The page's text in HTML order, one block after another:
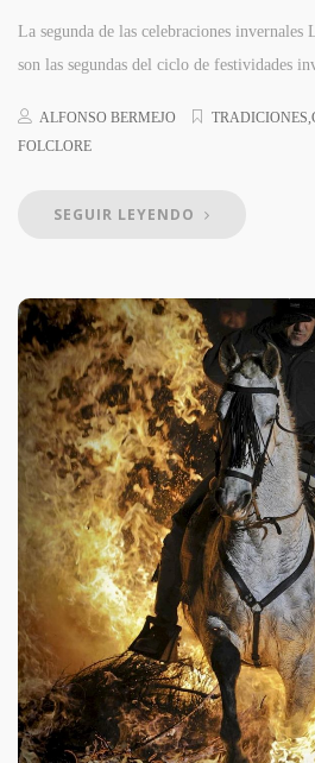
La segunda de las celebraciones invernales
son las segundas del ciclo de festividades
ALFONSO BERMEJO
FOLCLORE
SEGUIR LEYENDO